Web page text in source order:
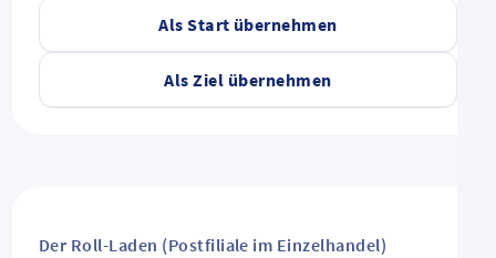
Als Start übernehmen
Als Ziel übernehmen
Der Roll-Laden (Postfiliale im Einzelhandel)